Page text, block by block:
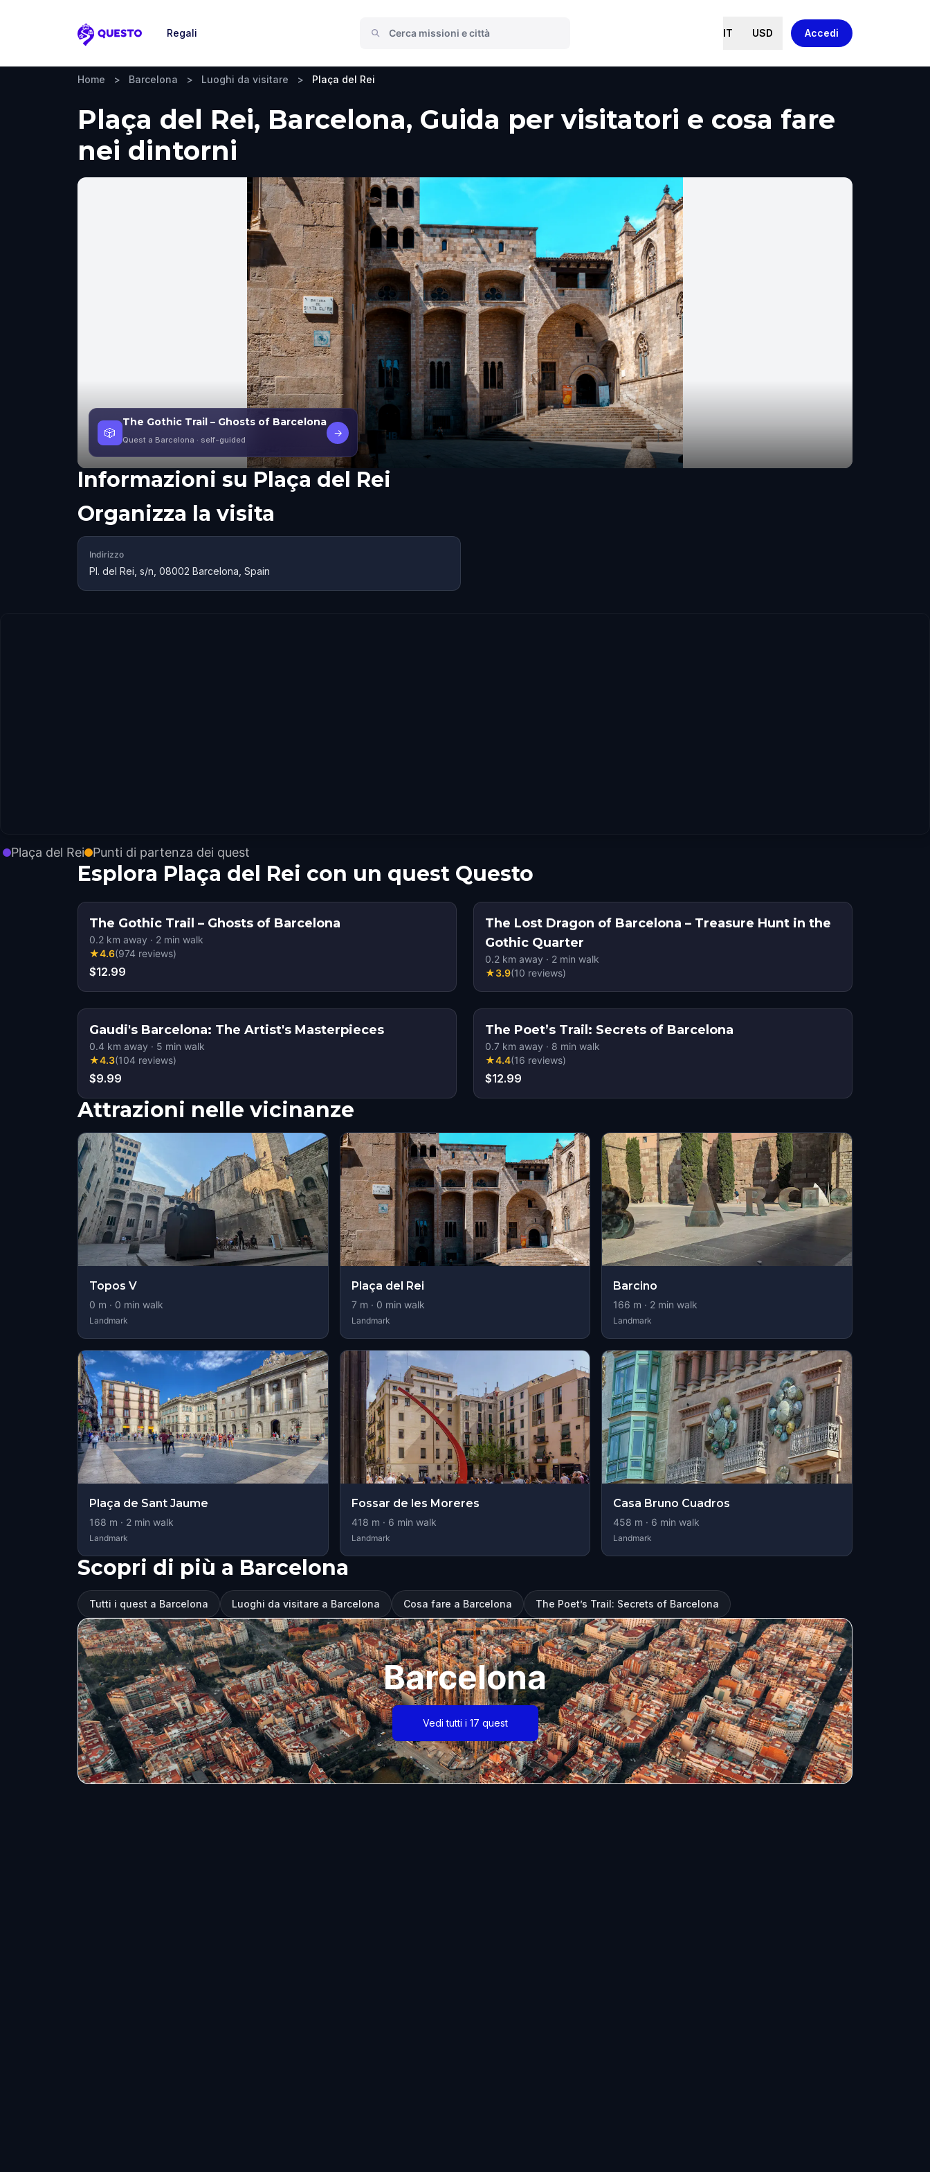
Questo
Regali IT USD Accedi
Home > Barcelona > Luoghi da visitare > Plaça del Rei
Plaça del Rei, Barcelona, Guida per visitatori e cosa fare
nei dintorni
🎲
The Gothic Trail – Ghosts of Barcelona
Quest a Barcelona · self-guided
→
Informazioni su Plaça del Rei
Organizza la visita
Indirizzo
Pl. del Rei, s/n, 08002 Barcelona, Spain
Plaça del Rei Punti di partenza dei quest
Esplora Plaça del Rei con un quest Questo
The Gothic Trail – Ghosts of Barcelona
0.2 km away · 2 min walk
★4.6(974 reviews)
$12.99
The Lost Dragon of Barcelona – Treasure Hunt in the
Gothic Quarter
0.2 km away · 2 min walk
★3.9(10 reviews)
Gaudi's Barcelona: The Artist's Masterpieces
0.4 km away · 5 min walk
★4.3(104 reviews)
$9.99
The Poet’s Trail: Secrets of Barcelona
0.7 km away · 8 min walk
★4.4(16 reviews)
$12.99
Attrazioni nelle vicinanze
Topos V
0 m · 0 min walk
Landmark
Plaça del Rei
7m · 0 min walk
Landmark
Barcino
166 m · 2 min walk
Landmark
Plaça de Sant Jaume
168 m · 2 min walk
Landmark
Fossar de les Moreres
418 m · 6 min walk
Landmark
Casa Bruno Cuadros
458 m · 6 min walk
Landmark
Scopri di più a Barcelona
Tutti i quest a Barcelona Luoghi da visitare a Barcelona Cosa fare a Barcelona The Poet’s Trail: Secrets of Barcelona
Barcelona
Vedi tutti i 17 quest